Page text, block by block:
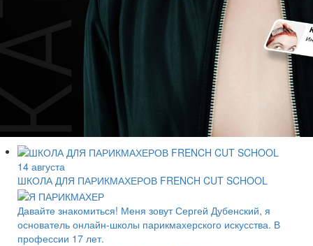
14 августа
ШКОЛА ДЛЯ ПАРИКМАХЕРОВ FRENCH CUT SCHOOL
Давайте знакомиться! Меня зовут Сергей Дубенский, я
основатель онлайн-школы парикмахерского искусства. В
профессии 17 лет.